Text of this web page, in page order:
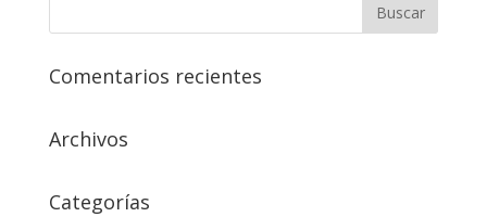
Comentarios recientes
Archivos
Categorías